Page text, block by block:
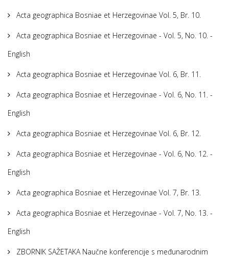
Acta geographica Bosniae et Herzegovinae Vol. 5, Br. 10.
Acta geographica Bosniae et Herzegovinae - Vol. 5, No. 10. -
English
Acta geographica Bosniae et Herzegovinae Vol. 6, Br. 11.
Acta geographica Bosniae et Herzegovinae - Vol. 6, No. 11. -
English
Acta geographica Bosniae et Herzegovinae Vol. 6, Br. 12.
Acta geographica Bosniae et Herzegovinae - Vol. 6, No. 12. -
English
Acta geographica Bosniae et Herzegovinae Vol. 7, Br. 13.
Acta geographica Bosniae et Herzegovinae - Vol. 7, No. 13. -
English
ZBORNIK SAŽETAKA Naučne konferencije s međunarodnim